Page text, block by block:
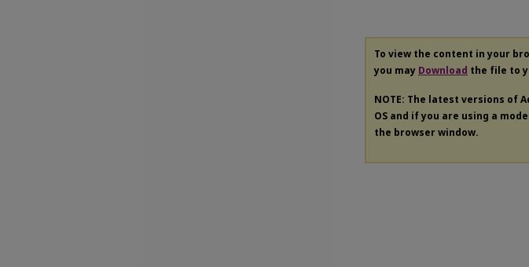
To view the content in your
you may Download the file to
NOTE: The latest versions of
OS and if you are using a
the browser window.